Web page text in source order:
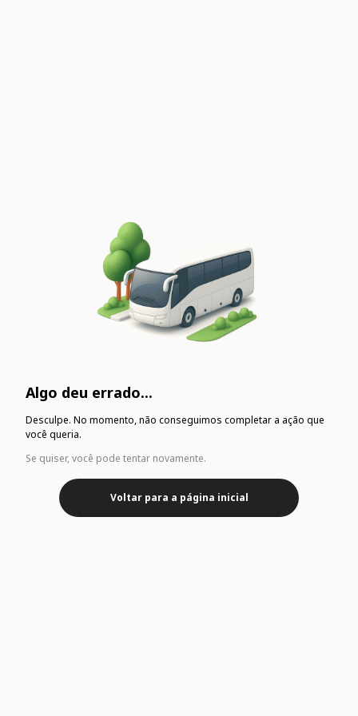
Algo deu errado...
Desculpe. No momento, não conseguimos completar a ação que
você queria.
Se quiser, você pode tentar novamente.
Voltar para a página inicial